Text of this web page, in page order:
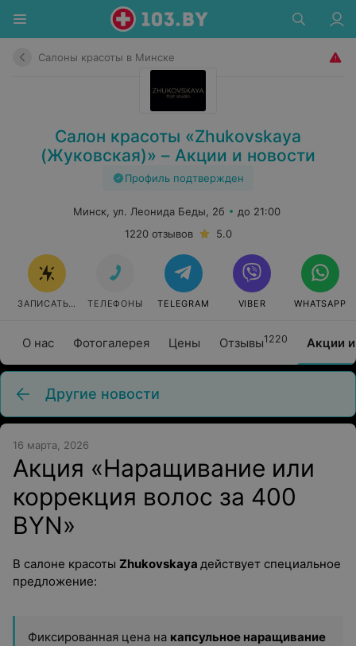
Салоны красоты в Минске
Салон красоты «Zhukovskaya
(Жуковская)» – Акции и новости
Профиль подтвержден
О нас Фотогалерея Цены Отзывы1220 Акции
Минск, ул. Леонида Беды, 2б
до 21:00
1220 отзывов
5.0
ЗАПИСАТЬСЯ ТЕЛЕФОНЫ TELEGRAM VIBER WHATSAPP
Другие новости
16 марта, 2026
Акция «Наращивание или
коррекция волос за 400
BYN»
В салоне красоты Zhukovskaya действует специальное
предложение:
Фиксированная цена на капсульное наращивание